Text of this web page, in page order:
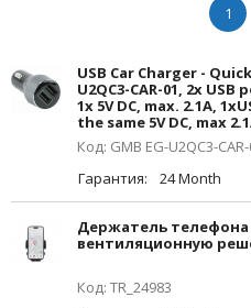
1
USB Car Charger -
U2QC3-CAR-01, 2x
1x 5V DC, max. 2.1A,
the same 5V DC, max
Код: GMB EG-U2QC3-CAR-
Гарантия:
24 Month
Держатель телефона
вентиляционную
Код: TR_24983